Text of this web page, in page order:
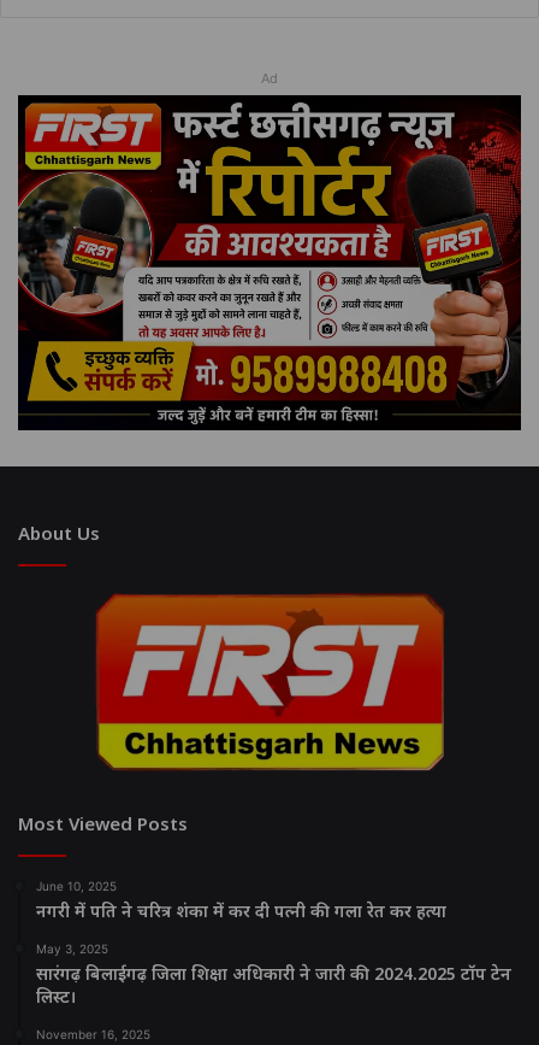
Ad
About Us
Most Viewed Posts
June 10, 2025
नगरी में पति ने चरित्र शंका में कर दी पत्नी की गला रेत कर हत्या
May 3, 2025
सारंगढ़ बिलाईगढ़ जिला शिक्षा अधिकारी ने जारी की 2024.2025 टॉप टेन
लिस्ट।
November 16, 2025